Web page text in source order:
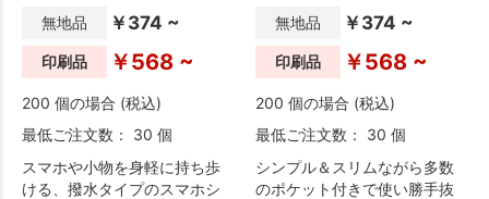
無地品 ￥374 ~
印刷品 ￥568 ~
200 個の場合 (税込)
最低ご注文数： 30 個
スマホや小物を身軽に持ち歩
ける、撥水タイプのスマホシ
無地品 ￥374 ~
印刷品 ￥568 ~
200 個の場合 (税込)
最低ご注文数： 30 個
シンプル＆スリムながら多数
のポケット付きで使い勝手抜